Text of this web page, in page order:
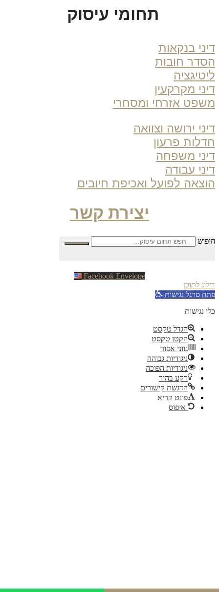
תחומי עיסוק
בנקאות
חובות
מקרקעין
אזרחי ומסחרי
ירושה וצוואה
פרעון
משפחה
עבודה
לפועל ואכיפת חיובים
יצירת קשר
Facebook Envelope
לתוכן
סרגל נגישות
נגישות
הגדל טקסט
הקטן טקסט
גווני אפור
ניגודיות גבוהה
ניגודיות הפוכה
רקע בהיר
הדגשת קישורים
פונט קריא
איפוס